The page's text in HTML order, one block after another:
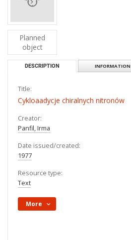
Planned
object
DESCRIPTION INFORMATION
Title:
Cykloaadycje chiralnych nitronów
Creator:
Panfil, Irma
Date issued/created:
1977
Resource type:
Text
More